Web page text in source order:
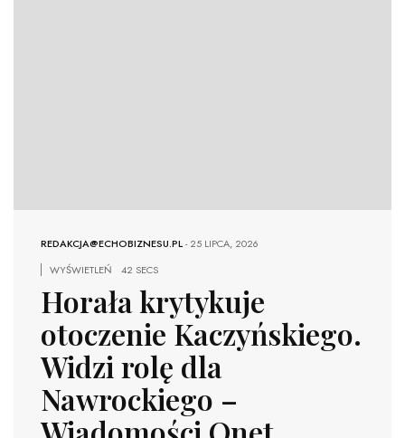
REDAKCJA@ECHOBIZNESU.PL-25 LIPCA, 2026
WYŚWIETLEŃ
42 SECS
Horała krytykuje
otoczenie Kaczyńskiego.
Widzi rolę dla
Nawrockiego –